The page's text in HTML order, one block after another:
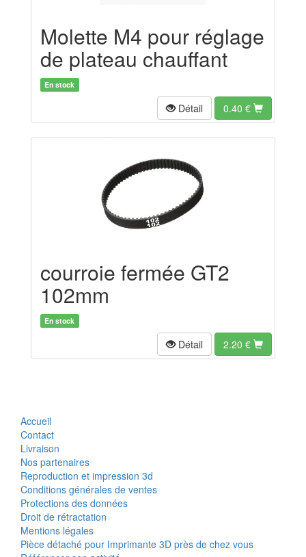
Molette M4 pour réglage
de plateau chauffant
En stock
Détail 0.40 €
courroie fermée GT2
102mm
En stock
Détail 2.20 €
Accueil
Contact
Livraison
Nos partenaires
Reproduction et impression 3d
Conditions générales de ventes
Protections des données
Droit de rétractation
Mentions légales
Pièce détaché pour Imprimante 3D près de chez vous